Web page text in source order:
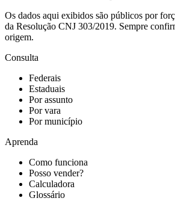
Os dados aqui exibidos são públicos por
da Resolução CNJ 303/2019. Sempre
origem.
Consulta
Federais
Estaduais
Por assunto
Por vara
Por município
Aprenda
Como funciona
Posso vender?
Calculadora
Glossário